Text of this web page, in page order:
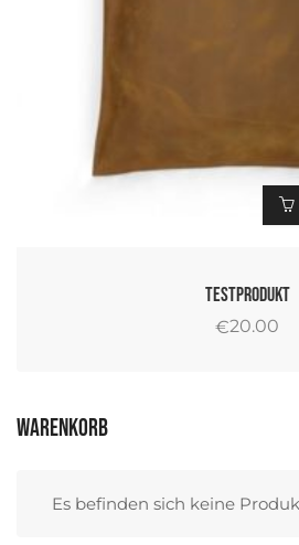
Testprodukt
€20.00
Warenkorb
Es befinden sich keine